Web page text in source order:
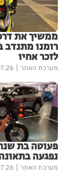
ממשיך את
רומנו
לזכר אחיו
מערכת האתר
פעוטה בת
נפגעה
מערכת האתר